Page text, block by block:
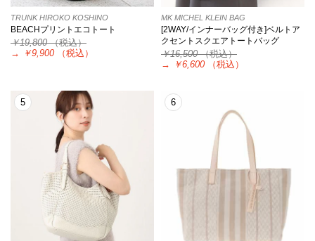
TRUNK HIROKO KOSHINO
BEACHプリントエコトート
￥19,800（税込）
→
￥9,900 （税込）
MK MICHEL KLEIN BAG
[2WAY/インナーバッグ付き]ベルトア
クセントスクエアトートバッグ
￥16,500（税込）
→
￥6,600 （税込）
5 6